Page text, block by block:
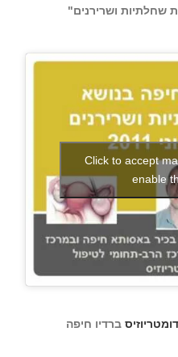
שחלתיות ושרירנים"
Click to accept
enable
ברדיו חיפה